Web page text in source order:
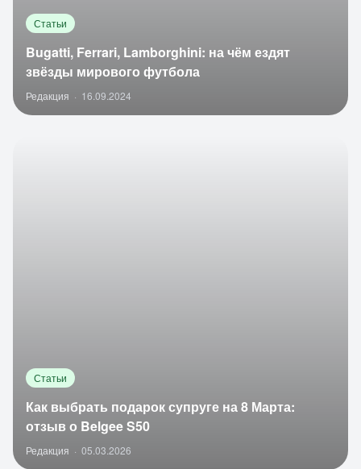
Статьи
Bugatti, Ferrari, Lamborghini: на чём ездят
звёзды мирового футбола
Редакция · 16.09.2024
Статьи
Как выбрать подарок супруге на 8 Марта:
отзыв о Belgee S50
Редакция · 05.03.2026